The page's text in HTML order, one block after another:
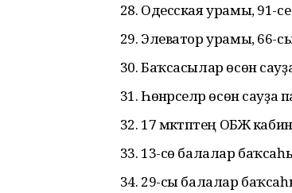
Одесская урамы, 91-се
Элеватор урамы, 66-сы
Баҡсасылар өсөн
Һөнәрселәр өсөн
17 мәктәптең ОБЖ
13-сө балалар
29-сы балалар